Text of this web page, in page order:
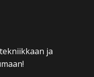
ja